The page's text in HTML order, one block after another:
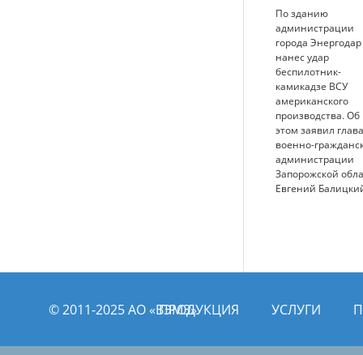
По зданию
администрации
города Энергодар
нанес удар
беспилотник-
камикадзе ВСУ
американского
производства. Об
этом заявил глава
военно-
администрации
Запорожской
Евгений
© 2011­­-2025 АО «ВЭМЗ»ПРОДУКЦИЯ УСЛУГИ